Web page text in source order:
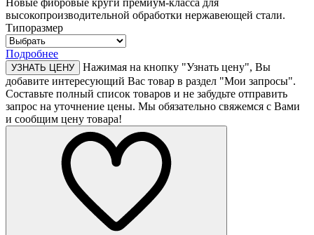
высокопроизводительной обработки нержавеющей стали.
Типоразмер
Подробнее
УЗНАТЬ ЦЕНУ
Нажимая на кнопку "Узнать цену", Вы
добавите интересующий Вас товар в раздел "Мои запросы".
Составьте полный список товаров и не забудьте отправить
запрос на уточнение цены. Мы обязательно свяжемся с Вами
и сообщим цену товара!